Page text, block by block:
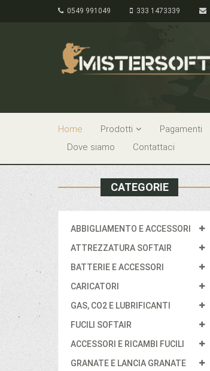
0549 991049 333 1473339
Home Prodotti Pagamenti
Dove siamo
Contattaci
CATEGORIE
ABBIGLIAMENTO E ACCESSORI
ATTREZZATURA SOFTAIR
BATTERIE E ACCESSORI
CARICATORI
GAS, CO2 E LUBRIFICANTI
FUCILI SOFTAIR
ACCESSORI E RICAMBI FUCILI
GRANATE E LANCIA GRANATE